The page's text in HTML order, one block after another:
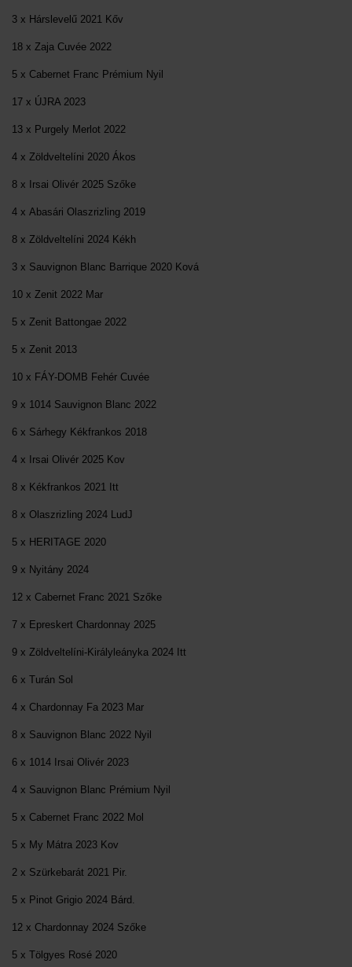
3 x Hárslevelű 2021 Kőv
18 x Zaja Cuvée 2022
5 x Cabernet Franc Prémium Nyil
17 x ÚJRA 2023
13 x Purgely Merlot 2022
4 x Zöldveltelíni 2020 Ákos
8 x Irsai Olivér 2025 Szőke
4 x Abasári Olaszrizling 2019
8 x Zöldveltelíni 2024 Kékh
3 x Sauvignon Blanc Barrique 2020 Ková
10 x Zenit 2022 Mar
5 x Zenit Battongae 2022
5 x Zenit 2013
10 x FÁY-DOMB Fehér Cuvée
9 x 1014 Sauvignon Blanc 2022
6 x Sárhegy Kékfrankos 2018
4 x Irsai Olivér 2025 Kov
8 x Kékfrankos 2021 Itt
8 x Olaszrizling 2024 LudJ
5 x HERITAGE 2020
9 x Nyitány 2024
12 x Cabernet Franc 2021 Szőke
7 x Epreskert Chardonnay 2025
9 x Zöldveltelíni-Királyleányka 2024 Itt
6 x Turán Sol
4 x Chardonnay Fa 2023 Mar
8 x Sauvignon Blanc 2022 Nyil
6 x 1014 Irsai Olivér 2023
4 x Sauvignon Blanc Prémium Nyil
5 x Cabernet Franc 2022 Mol
5 x My Mátra 2023 Kov
2 x Szürkebarát 2021 Pir.
5 x Pinot Grigio 2024 Bárd.
12 x Chardonnay 2024 Szőke
5 x Tölgyes Rosé 2020